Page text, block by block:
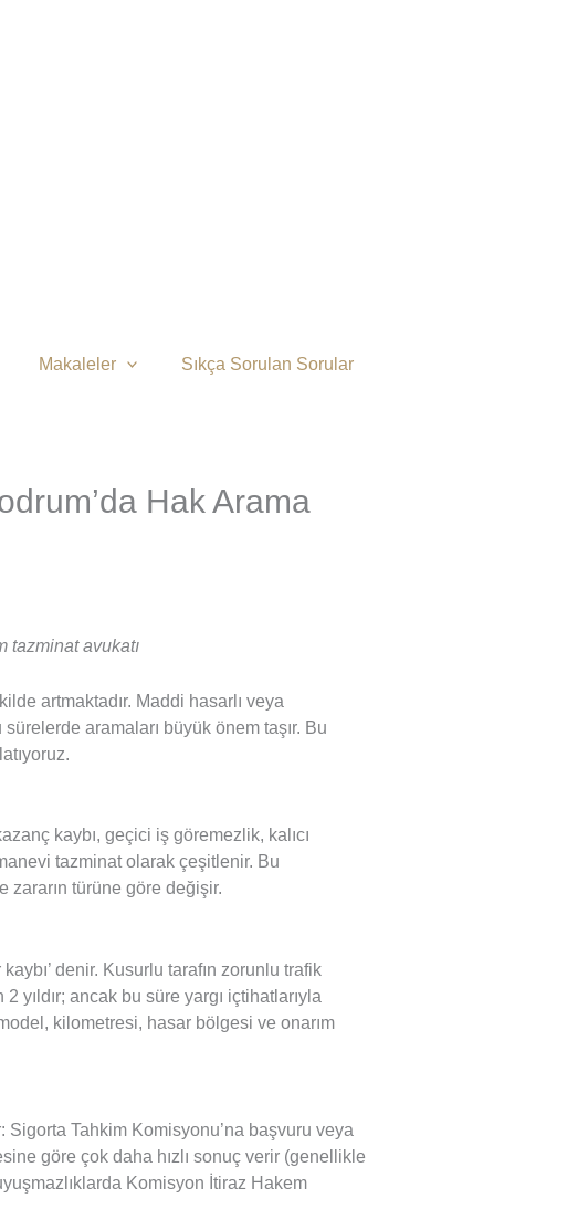
Makaleler Sıkça Sorulan Sorular
Hak Arama
tazminat avukatı
artmaktadır. Maddi hasarlı veya
aramaları büyük önem taşır. Bu
kaybı, geçici iş göremezlik, kalıcı
tazminat olarak çeşitlenir. Bu
türüne göre değişir.
denir. Kusurlu tarafın zorunlu trafik
yıldır; ancak bu süre yargı içtihatlarıyla
kilometresi, hasar bölgesi ve onarım
Tahkim Komisyonu’na başvuru veya
göre çok daha hızlı sonuç verir (genellikle
Komisyon İtiraz Hakem